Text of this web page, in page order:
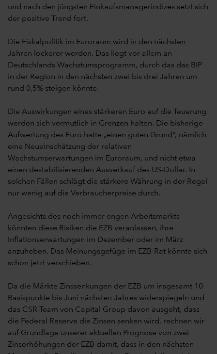
und nach den jüngsten Einkaufsmanagerindizes setzt sich
der positive Trend fort.
Die Fiskalpolitik im Euroraum wird in den nächsten
Jahren lockerer werden. Das liegt vor allem an
Deutschlands Wachstumsprogramm, durch das das BIP
in der Region in den nächsten zwei bis drei Jahren um
rund 0,5% steigen könnte.
Die Auswirkungen eines stärkeren Euro auf die Teuerung
werden sich vermutlich in Grenzen halten. Die bisherige
Aufwertung des Euro hatte „einen guten Grund“, nämlich
eine Neueinschätzung der relativen
Wachstumserwartungen im Euroraum, und nicht etwa
einen destabilisierenden Ausverkauf des US-Dollar. In
solchen Fällen schlägt die stärkere Währung in der Regel
nur wenig auf die Verbraucherpreise durch.
Angesichts des noch immer engen Arbeitsmarkts
könnten diese Risiken die EZB veranlassen, ihre
Inflationserwartungen im Dezember oder im März
anzuheben. Das Meinungsgefüge im EZB-Rat könnte sich
schon jetzt verschieben.
Da die Märkte Zinssenkungen der EZB um insgesamt 10
Basispunkte bis Juni nächsten Jahres widerspiegeln und
das CSR-Team von Capital Group davon ausgeht, dass
die Federal Reserve die Zinsen senken wird, rechnen wir
auf Grundlage unserer aktuellen Prognose von zwei
Zinserhöhungen der EZB damit, dass in den nächsten